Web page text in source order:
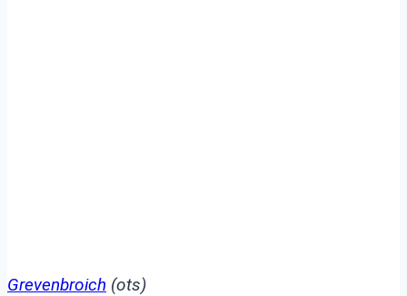
Grevenbroich (ots)